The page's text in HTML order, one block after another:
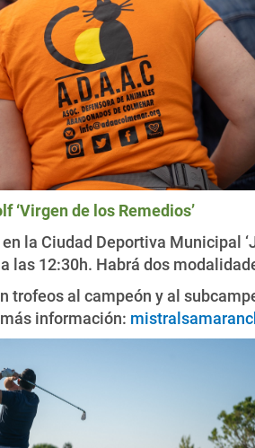
‘Virgen de los Remedios’
la Ciudad Deportiva Municipal
las 12:30h. Habrá dos
trofeos al campeón y al
información: